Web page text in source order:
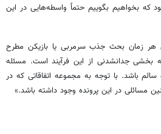
که بخواهیم بگوییم حتماً واسطه‌هایی در این
هر زمان بحث جذب سرمربی یا بازیکن مطرح
جدانشدنی از این فرآیند است. مسئله
باشد. با توجه به مجموعه اتفاقاتی که در
مسائلی در این پرونده وجود داشته باشد.»